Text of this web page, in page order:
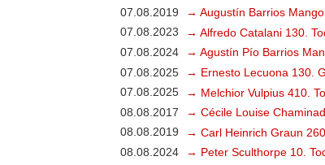
07.08.2019
→ Augustín Barrios
07.08.2023
→ Alfredo Catalani 130.
07.08.2024
→ Agustín Pío Barrios
07.08.2025
→ Ernesto Lecuona 130.
07.08.2025
→ Melchior Vulpius 410.
08.08.2017
→ Cécile Louise
08.08.2019
→ Carl Heinrich Graun
08.08.2024
→ Peter Sculthorpe 10.